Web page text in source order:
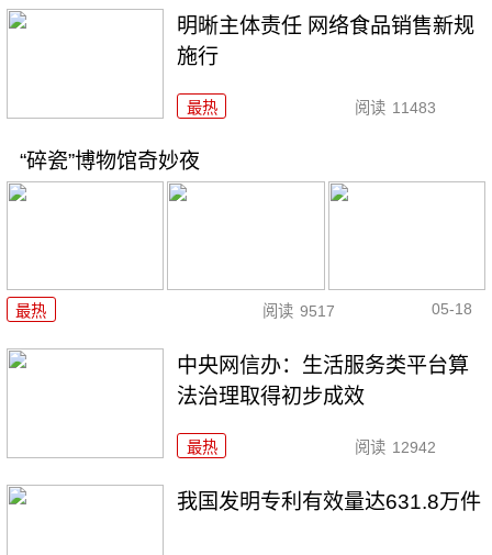
明晰主体责任 网络食品销售新规
施行
最热 阅读 11483
“碎瓷”博物馆奇妙夜
最热 阅读 9517 05-18
中央网信办：生活服务类平台算
法治理取得初步成效
最热 阅读 12942
我国发明专利有效量达631.8万件